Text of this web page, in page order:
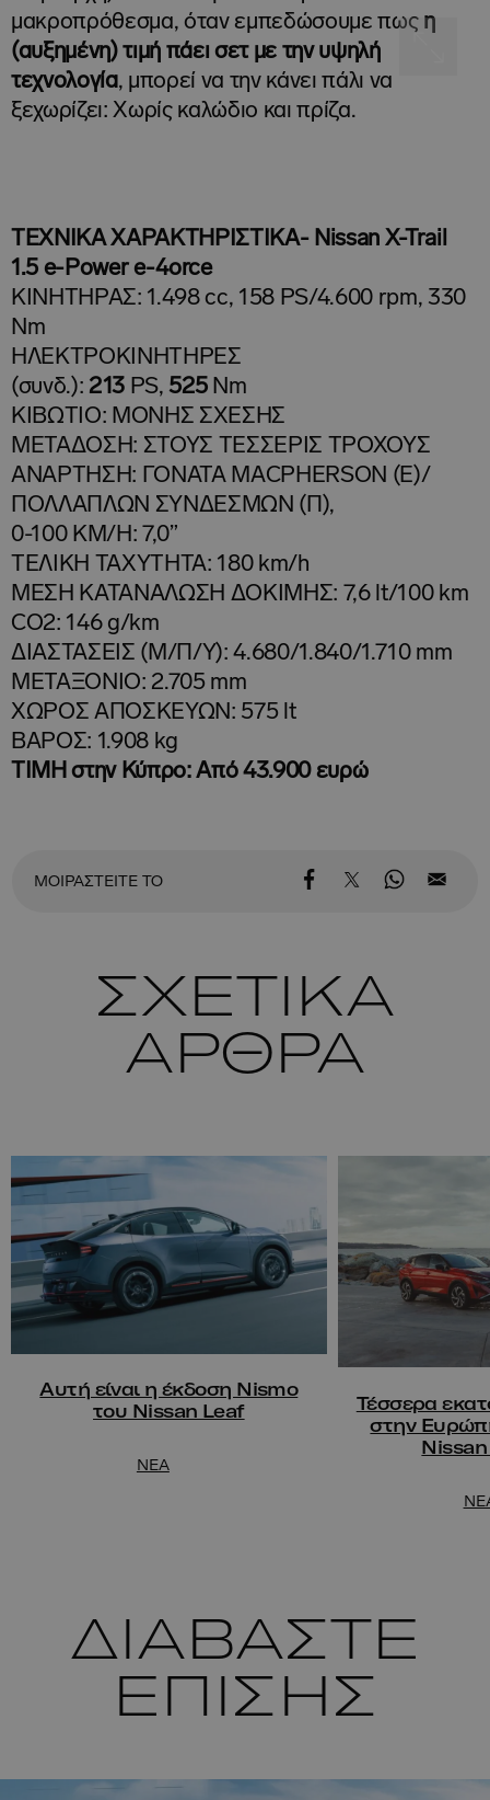
μακροπρόθεσμα, όταν εμπεδώσουμε πως η
(αυξημένη) τιμή πάει σετ με την υψηλή
τεχνολογία, μπορεί να την κάνει πάλι να
ξεχωρίζει: Χωρίς καλώδιο και πρίζα.
ΤΕΧΝΙΚΑ ΧΑΡΑΚΤΗΡΙΣΤΙΚΑ- Nissan X-Trail
1.5 e-Power e-4orce
ΚΙΝΗΤΗΡΑΣ: 1.498 cc, 158 PS/4.600 rpm, 330
Nm
ΗΛΕΚΤΡΟΚΙΝΗΤΗΡΕΣ
(συνδ.): 213 PS, 525Nm
ΚΙΒΩΤΙΟ: ΜΟΝΗΣ ΣΧΕΣΗΣ
ΜΕΤΑΔΟΣΗ: ΣΤΟΥΣ ΤΕΣΣΕΡΙΣ ΤΡΟΧΟΥΣ
ΑΝΑΡΤΗΣΗ: ΓΟΝΑΤΑ MΑCPHERSON (Ε)/
ΠΟΛΛΑΠΛΩΝ ΣΥΝΔΕΣΜΩΝ (Π),
0-100 KM/H: 7,0”
ΤΕΛΙΚΗ ΤΑΧΥΤΗΤΑ: 180 km/h
ΜΕΣΗ ΚΑΤΑΝΑΛΩΣΗ ΔΟΚΙΜΗΣ: 7,6 lt/100 km
CO2: 146 g/km
ΔΙΑΣΤΑΣΕΙΣ (Μ/Π/Y): 4.680/1.840/1.710 mm
ΜΕΤΑΞΟΝΙΟ: 2.705 mm
ΧΩΡΟΣ ΑΠΟΣΚΕΥΩΝ: 575 lt
ΒΑΡΟΣ: 1.908 kg
ΤΙΜΗ στην Κύπρο: Από 43.900 ευρώ
ΜΟΙΡΑΣΤΕΙΤΕ ΤΟ
ΣΧΕΤΙΚΑ
ΑΡΘΡΑ
Αυτή είναι η έκδοση Nismo
του Nissan Leaf
NEA
Τέσσερα
στην
ΔΙΑΒΑΣΤΕ
ΕΠΙΣΗΣ